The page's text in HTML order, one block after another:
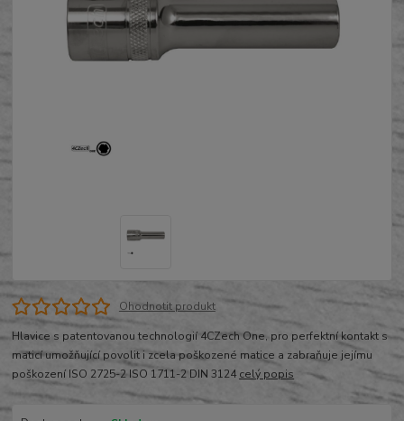
Ohodnotit produkt
Hlavice s patentovanou technologií 4CZech One, pro perfektní kontakt s
maticí umožňující povolit i zcela poškozené matice a zabraňuje jejímu
poškození ISO 2725-2 ISO 1711-2 DIN 3124 celý popis